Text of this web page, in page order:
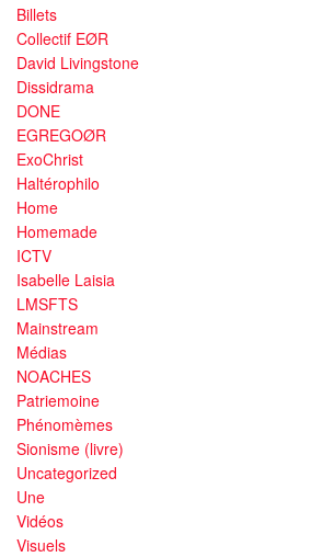
Billets
Collectif EØR
David Livingstone
Dissidrama
DONE
EGREGOØR
ExoChrist
Haltérophilo
Home
Homemade
ICTV
Isabelle Laisia
LMSFTS
Mainstream
Médias
NOACHES
Patriemoine
Phénomèmes
Sionisme (livre)
Uncategorized
Une
Vidéos
Visuels